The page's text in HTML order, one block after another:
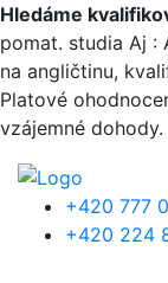
Přejít k hlavnímu
Hledáme
pomat. studia Aj :
na angličtinu,
Platové
vzájemné dohody.
+420 777
+420 224